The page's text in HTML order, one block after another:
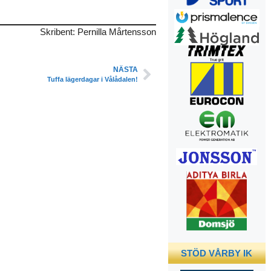
Skribent: Pernilla Mårtensson
NÄSTA
Tuffa lägerdagar i Vålådalen!
STÖD VÅRBY IK